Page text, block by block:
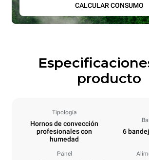
CALCULAR CONSUMO
producto
Tipología
Hornos de convección
profesionales con
humedad
6
Panel